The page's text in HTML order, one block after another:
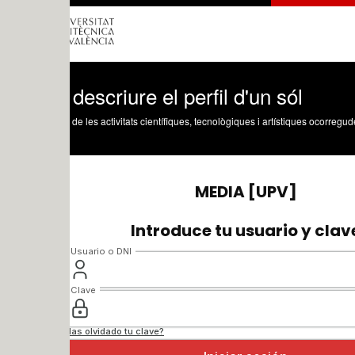
el perfil d'un sól
les activitats científiques, tecnològiques i artístiques ocorregudes en els tres